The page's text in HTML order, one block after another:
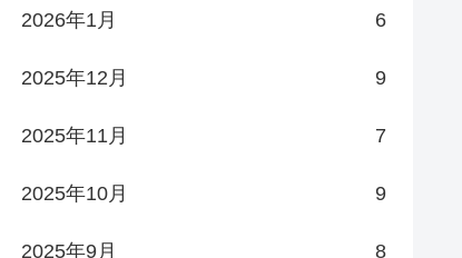
2026年1月 6
2025年12月 9
2025年11月 7
2025年10月 9
2025年9月 8